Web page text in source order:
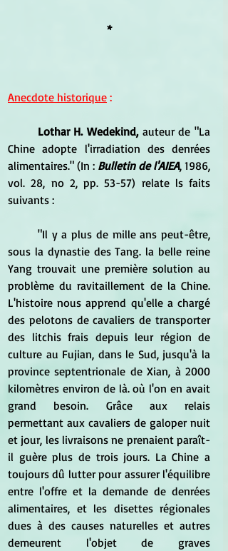
*
Anecdote historique :
Lothar H. Wedekind, auteur de "La
Chine adopte l'irradiation des denrées
alimentaires." (In : Bulletin de l'AIEA, 1986,
vol. 28, no 2, pp. 53-57) relate ls faits
suivants :
sous la dynastie des Tang. la belle reine
Yang trouvait une première solution au
problème du ravitaillement de la Chine.
L'histoire nous apprend qu'elle a chargé
des pelotons de cavaliers de transporter
des litchis frais depuis leur région de
culture au Fujian, dans le Sud, jusqu'à la
province septentrionale de Xian, à 2000
kilomètres environ de là. où l'on en avait
grand besoin. Grâce aux relais
permettant aux cavaliers de galoper nuit
et jour, les livraisons ne prenaient paraît-
il guère plus de trois jours. La Chine a
toujours dû lutter pour assurer l'équilibre
entre l'offre et la demande de denrées
alimentaires, et les disettes régionales
dues à des causes naturelles et autres
demeurent l'objet de graves